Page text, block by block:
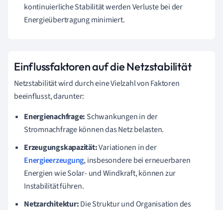
kontinuierliche Stabilität werden Verluste bei der
Energieübertragung minimiert.
Einflussfaktoren auf die Netzstabilität
Netzstabilität wird durch eine Vielzahl von Faktoren
beeinflusst, darunter:
Energienachfrage: Schwankungen in der
Stromnachfrage können das Netz belasten.
Erzeugungskapazität:Variationen in der
Energieerzeugung, insbesondere bei erneuerbaren
Energien wie Solar- und Windkraft, können zur
Instabilität führen.
Netzarchitektur:Die Struktur und Organisation des